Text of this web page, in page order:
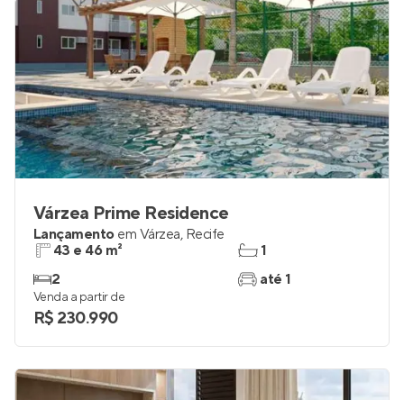
Várzea Prime Residence
Lançamento em Várzea, Recife
43 e 46 m²
2
1
até 1
Venda a partir de
R$ 230.990